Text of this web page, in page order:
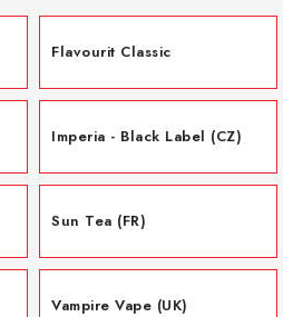
Flavourit Classic
Imperia - Black Label (CZ)
Sun Tea (FR)
Vampire Vape (UK)